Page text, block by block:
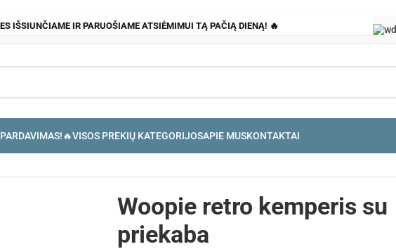
IŠSIUNČIAME IR PARUOŠIAME ATSIĖMIMUI TĄ PAČIĄ DIENĄ! 🔥
VISOS PREKIŲ KATEGORIJOSAPIE MUSKONTAKTAI
Woopie retro kemperis su
priekaba